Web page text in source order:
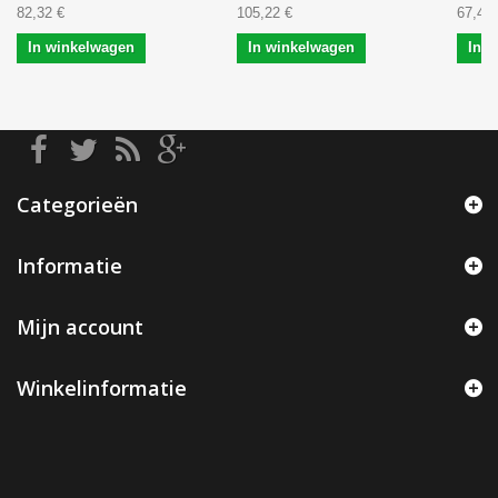
82,32 €
In winkelwagen
105,22 €
In winkelwagen
67,43
In
Categorieën
Informatie
Mijn account
Winkelinformatie